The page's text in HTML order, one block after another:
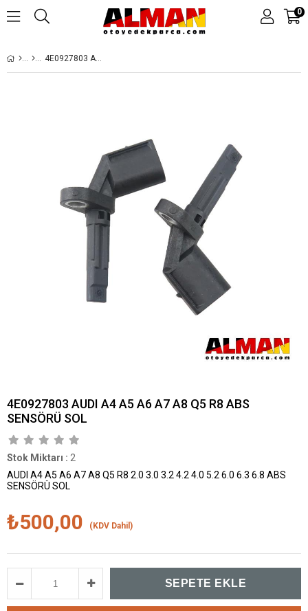
0
4E0927803 AUDI A4 A5 A6 A7 A8 Q5 R8 ABS SENSÖRÜ SOL
4E0927803 AUDI A4 A5 A6 A7 A8 Q5 R8 ABS
SENSÖRÜ SOL
Stok Miktarı : 2
AUDI A4 A5 A6 A7 A8 Q5 R8 2.0 3.0 3.2 4.2 4.0 5.2 6.0 6.3 6.8 ABS
SENSÖRÜ SOL
₺500,00 (KDV Dahil)